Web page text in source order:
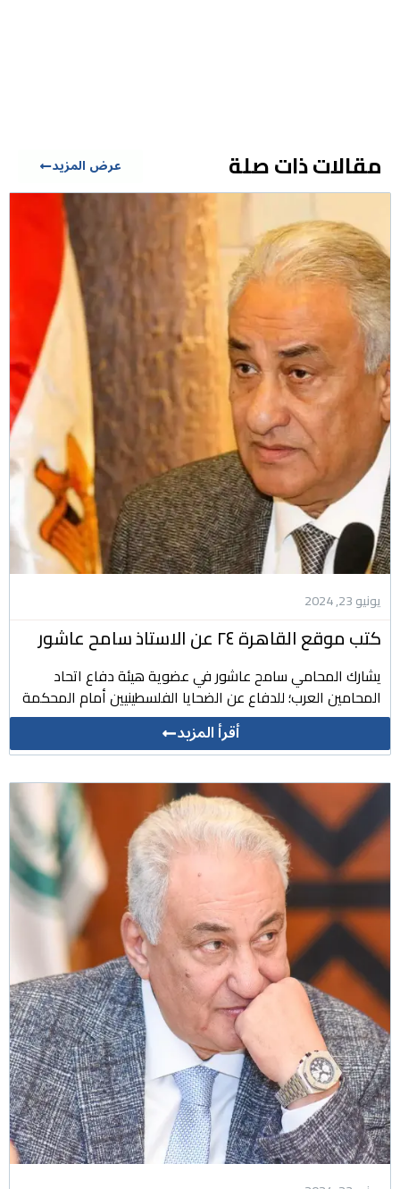
مقالات ذات صلة عرض المزيد
يونيو 23, 2024
كتب موقع القاهرة ٢٤ عن الاستاذ سامح عاشور
يشارك المحامي سامح عاشور في عضوية هيئة دفاع اتحاد
المحامين العرب؛ للدفاع عن الضحايا الفلسطينيين أمام المحكمة
أقرأ المزيد